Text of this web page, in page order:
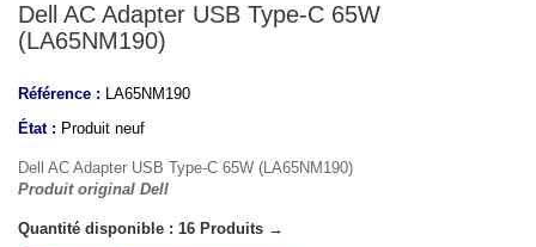
Dell AC Adapter USB Type-C 65W
(LA65NM190)
Référence : LA65NM190
État : Produit neuf
Dell AC Adapter USB Type-C 65W (LA65NM190)
Produit original Dell
Quantité disponible : 16 Produits →